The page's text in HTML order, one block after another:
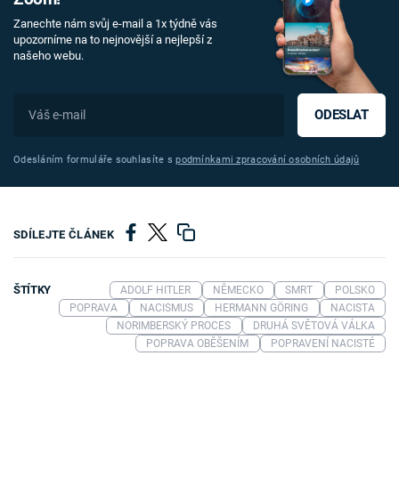
Zanechte nám svůj e-mail a 1x týdně vás
upozorníme na to nejnovější a nejlepší z
našeho webu.
ODESLAT
Odesláním formuláře souhlasíte spodmínkami zpracování osobních údajů
SDÍLEJTE ČLÁNEK
ŠTÍTKY ADOLF HITLER NĚMECKO SMRT
POLSKO
POPRAVA
NACISMUS HERMANN GÖRING
NACISTA
NORIMBERSKÝ PROCES
DRUHÁ SVĚTOVÁ VÁLKA
POPRAVA OBĚŠENÍM
POPRAVENÍ NACISTÉ